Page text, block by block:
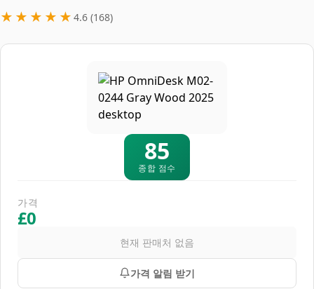
특가
★★★★★ 4.6 (168)
85
종합 점수
가격
£0
현재 판매처 없음
가격 알림 받기